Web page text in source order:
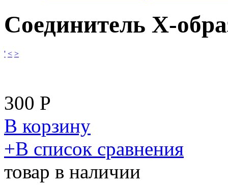
Cоединитель X-
' < >
300 Р
В корзину
​+В список сравнения
товар в наличии